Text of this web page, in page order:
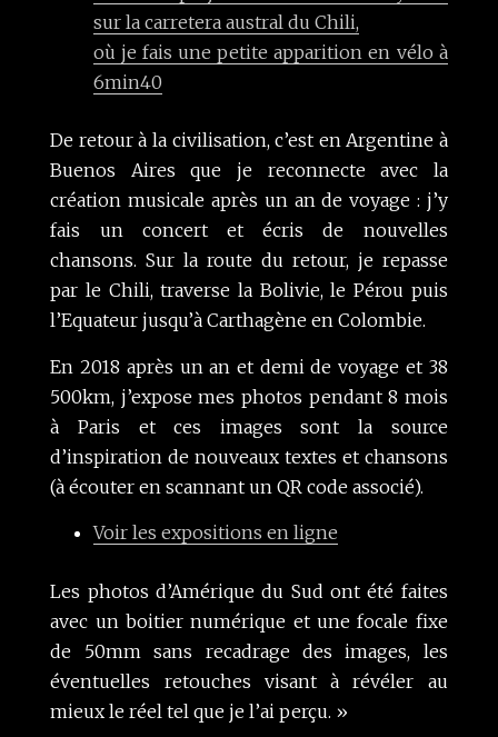
sur la carretera austral du Chili,
où je fais une petite apparition en vélo à
6min40
De retour à la civilisation, c’est en Argentine à
Buenos Aires que je reconnecte avec la
création musicale après un an de voyage : j’y
fais un concert et écris de nouvelles
chansons. Sur la route du retour, je repasse
par le Chili, traverse la Bolivie, le Pérou puis
l’Equateur jusqu’à Carthagène en Colombie.
En 2018 après un an et demi de voyage et 38
500km, j’expose mes photos pendant 8 mois
à Paris et ces images sont la source
d’inspiration de nouveaux textes et chansons
(à écouter en scannant un QR code associé).
Voir les expositions en ligne
Les photos d’Amérique du Sud ont été faites
avec un boitier numérique et une focale fixe
de 50mm sans recadrage des images, les
éventuelles retouches visant à révéler au
mieux le réel tel que je l’ai perçu. »